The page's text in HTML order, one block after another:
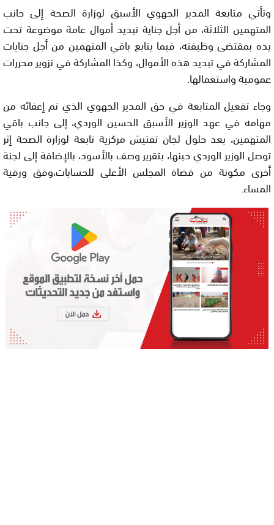
وتأتي متابعة المدیر الجھوي الأسبق لوزارة الصحة إلى جانب
المتھمین الثلاثة، من أجل جنایة تبدید أموال عامة موضوعة تحت
یده بمقتضى وظیفته، فیما یتابع باقي المتھمین من أجل جنایات
المشاركة في تبديد هذه الأموال، وكذا المشاركة في تزویر محررات
عمومیة واستعمالھا.
وجاء تفعیل المتابعة في حق المدیر الجھوي الذي تم إعفائه من
مھامه في عھد الوزیر الأسبق الحسین الوردي، إلى جانب باقي
المتھمین، بعد حلول لجان تفتیش مركزیة تابعة لوزارة الصحة إثر
توصل الوزیر الوردي حینھا، بتقریر وصف بالأسود، بالإضافة إلى لجنة
أخرى مكونة من قضاة المجلس الأعلى للحسابات،وفق ورقية
المساء.